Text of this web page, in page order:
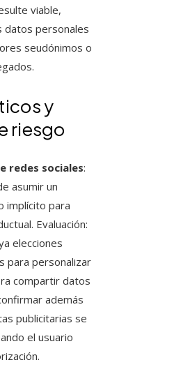
viable,
datos personales
seudónimos o
y
riesgo
redes sociales:
asumir un
implícito para
Evaluación:
elecciones
para personalizar
compartir datos
además
publicitarias se
el usuario